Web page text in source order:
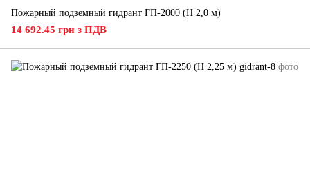
Пожарный подземный гидрант ГП-2000 (H 2,0 м)
14 692.45 грн з ПДВ